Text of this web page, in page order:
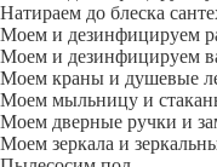
Натираем до блеска
Моем и дезинфицируем
Моем и дезинфицируем
Моем краны и душевые
Моем мыльницу и
Моем дверные ручки и
Моем зеркала и